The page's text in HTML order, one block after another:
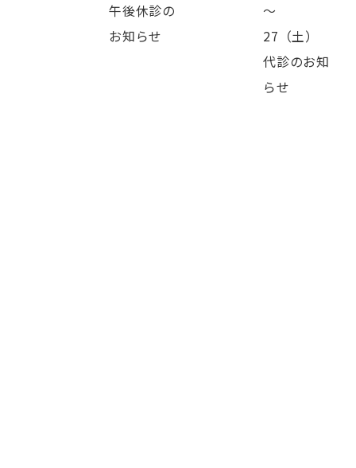
午後休診の
お知らせ
～
27（土）
代診のお知
らせ